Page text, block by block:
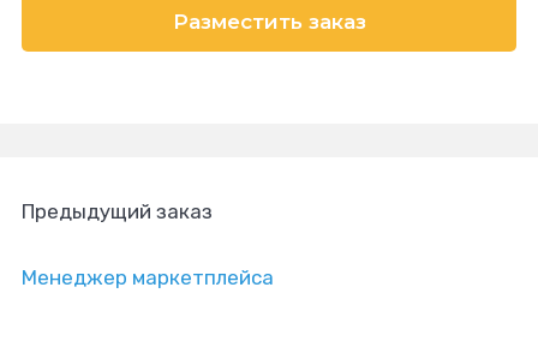
Разместить заказ
Предыдущий заказ
Менеджер маркетплейса